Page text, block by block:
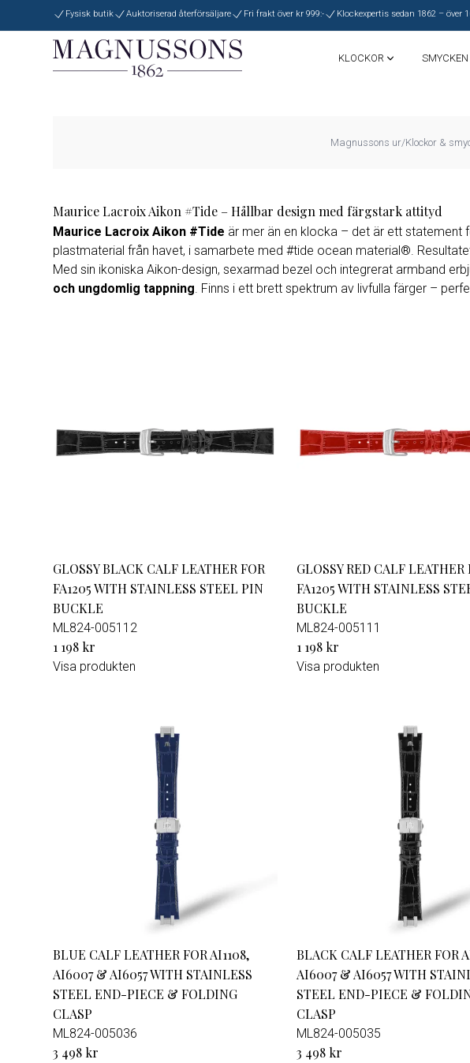
Fysisk butik Auktoriserad återförsäljare Fri frakt över kr 999:- Klockexpertis sedan 1862 – över
KLOCKOR
HAMILTON HERBELIN
LORUS
MAURICE LACROIX
Original klockarmband
SMYCKEN
Ankelkedja
J JDM+
Magnussons ur/Klockor &
Maurice Lacroix Aikon #Tide – Hållbar design med färgstark attityd
Maurice Lacroix Aikon #Tide är mer än en klocka – det är ett statement
plastmaterial från havet, i samarbete med #tide ocean material®.
Med sin ikoniska Aikon-design, sexarmad bezel och integrerat armband
och ungdomlig tappning. Finns i ett brett spektrum av livfulla färger –
GLOSSY BLACK CALF LEATHER FOR
FA1205 WITH STAINLESS STEEL PIN
BUCKLE
ML824-005112
1 198 kr
Visa produkten
GLOSSY RED CALF LEATHER
FA1205 WITH STAINLESS
BUCKLE
ML824-005111
1 198 kr
Visa produkten
BLUE CALF LEATHER FOR AI1108,
AI6007 & AI6057 WITH STAINLESS
STEEL END-PIECE & FOLDING
CLASP
ML824-005036
3 498 kr
BLACK CALF LEATHER FOR
AI6007 & AI6057 WITH
STEEL END-PIECE &
CLASP
ML824-005035
3 498 kr